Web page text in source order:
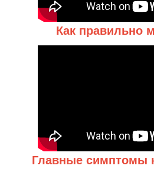
Как правильно
Главные симптомы